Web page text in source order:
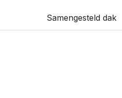
Samengesteld dak